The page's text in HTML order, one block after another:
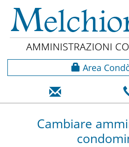
Area
Cambiare